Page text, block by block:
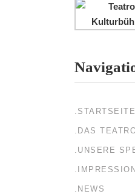
.STARTSEITE
.DAS
.UNSERE
.NEWS